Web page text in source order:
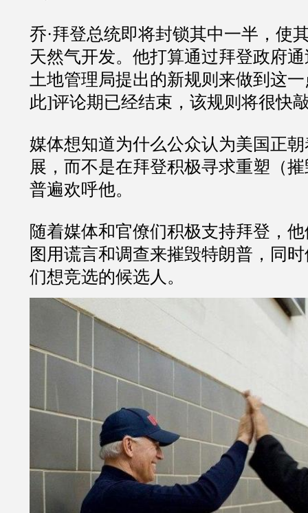
乔·拜登总统即将封锁其中一半，使
天然气开发。他打算通过拜登政府
土地管理局提出的新规则来做到这
此]评论期已经结束，该规则将很快
媒体想知道为什么公众认为美国正
展，而不是在拜登积极寻求重塑（
普遍欢呼他。
随着媒体和官僚们积极支持拜登，
图用谎言和调查来摧毁特朗普，同
们想竞选的候选人。